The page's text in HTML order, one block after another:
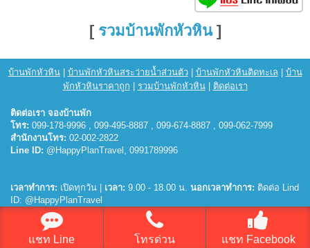
[ รวมบ้านพักหัวหิน]
บ้านพักหัวหิน| บ้านพักหัวหินสระว่ายน้ำส่วนตัว| บ้านพักหัวหินติดทะเล
บ้าน
พักหัวหินราคาถูก
รวมบ้านพักหัวหิน| ติดต่อเรา
ติดต่อเรา จองบ้านพัก
โทร: 099-178-9996 , 099-495-8887 , 099-674-8887 , 099-062-7999
สำนักงานโทร: 02-002-2822
Line ID: @HappyPlanTravel, 0991789996
เวลาทำการ: เปิดทุกวัน | เวลา: 9.00 - 18.00 น. นอกเวลาทำการ: ติดต่อ Lind
ID: @HappyPlanTravel
© 2026บ้านพักหัวหิน
แชท Line โทรด่วน แชท Facebook